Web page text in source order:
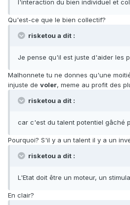
l'interaction du bien individuel et
Qu'est-ce que le bien collectif?
risketou a dit :
Je pense qu'il est juste d'aider les
Malhonnete tu ne donnes qu'une
injuste de voler, meme au profit des
risketou a dit :
car c'est du talent potentiel gâché
Pourquoi? S'il y a un talent il y a un
risketou a dit :
L'Etat doit être un moteur, un
En clair?